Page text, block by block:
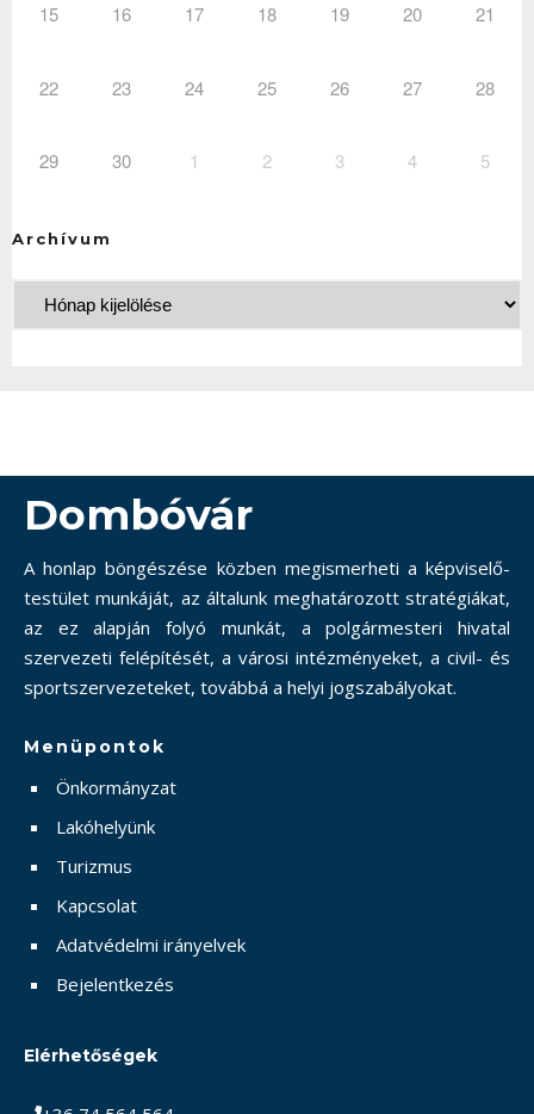
15 16 17 18 19 20 21
22 23 24 25 26 27 28
29 30 1 2 3 4 5
Archívum
Dombóvár
A honlap böngészése közben megismerheti a képviselő-
testület munkáját, az általunk meghatározott stratégiákat,
az ez alapján folyó munkát, a polgármesteri hivatal
szervezeti felépítését, a városi intézményeket, a civil- és
sportszervezeteket, továbbá a helyi jogszabályokat.
Menüpontok
Önkormányzat
Lakóhelyünk
Turizmus
Kapcsolat
Adatvédelmi irányelvek
Bejelentkezés
Elérhetőségek